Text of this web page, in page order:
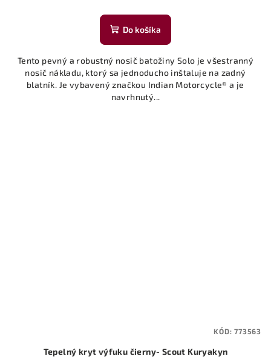
Do košíka
Tento pevný a robustný nosič batožiny Solo je všestranný
nosič nákladu, ktorý sa jednoducho inštaluje na zadný
blatník. Je vybavený značkou Indian Motorcycle® a je
navrhnutý...
Tepelný kryt výfuku čierny- Scout Kuryakyn
KÓD:773563